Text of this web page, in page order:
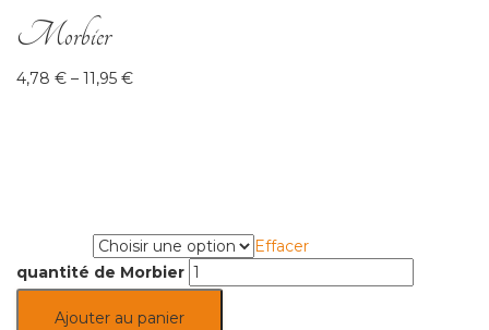
Morbier
4,78 € – 11,95 €
Effacer
quantité de Morbier
Ajouter au panier